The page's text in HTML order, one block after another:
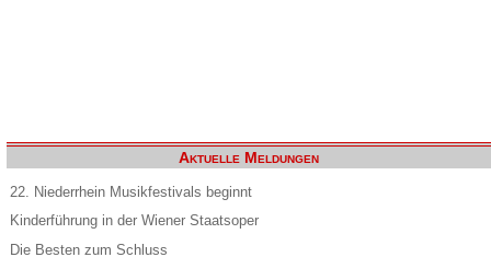
Aktuelle Meldungen
22. Niederrhein Musikfestivals beginnt
Kinderführung in der Wiener Staatsoper
Die Besten zum Schluss